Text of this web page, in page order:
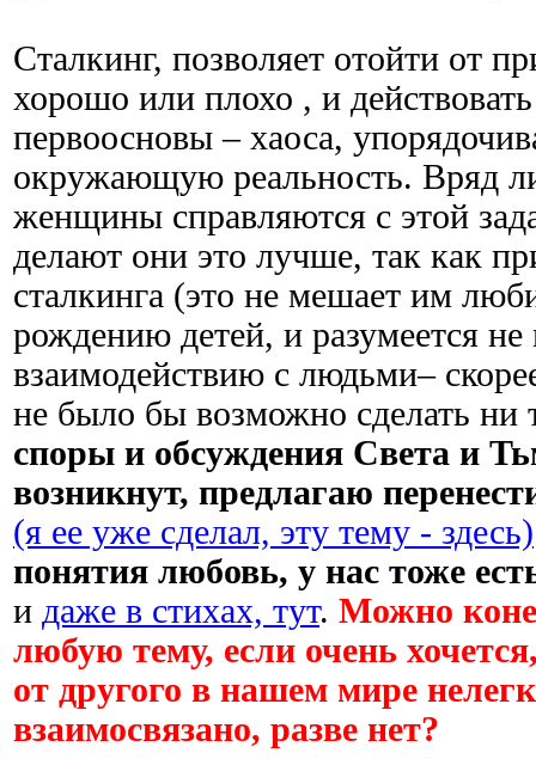
Сталкинг, позволяет отойти от
хорошо или плохо , и
первоосновы – хаоса,
окружающую реальность. Вряд
женщины справляются с этой
делают они это лучше, так как
сталкинга (это не мешает им
рождению детей, и разумеется
взаимодействию с людьми–
не было бы возможно сделать ни
споры и обсуждения Света и
возникнут, предлагаю
(я ее уже сделал, эту тему - здесь)
понятия любовь, у нас тоже
и даже в стихах, тут. Можно
любую тему, если очень
от другого в нашем мире
взаимосвязано, разве нет?